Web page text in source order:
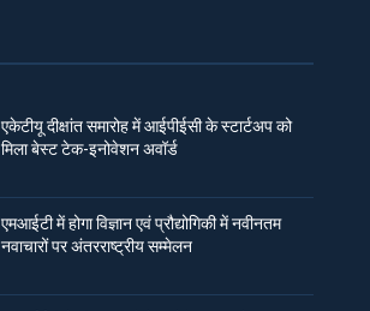
एकेटीयू दीक्षांत समारोह में आईपीईसी के स्टार्टअप को
मिला बेस्ट टेक-इनोवेशन अवॉर्ड
एमआईटी में होगा विज्ञान एवं प्रौद्योगिकी में नवीनतम
नवाचारों पर अंतरराष्ट्रीय सम्मेलन